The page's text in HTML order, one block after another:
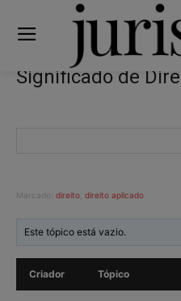
Significado de
Marcado: direito direito aplicado
Este tópico está vazio.
Criador Tópico